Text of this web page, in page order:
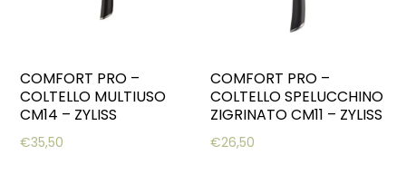
COMFORT PRO –
COLTELLO MULTIUSO
CM14 – ZYLISS
€35,50
COMFORT PRO –
COLTELLO SPELUCCHINO
ZIGRINATO CM11 – ZYLISS
€26,50